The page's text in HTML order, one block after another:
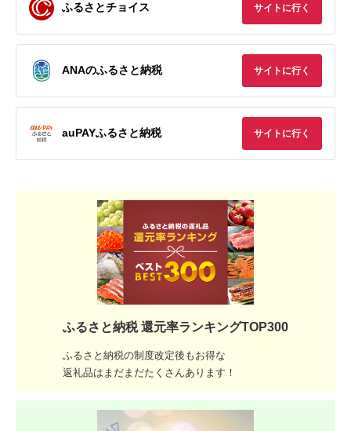
ふるさとチョイス サイトに行く
ANAのふるさと納税 サイトに行く
auPAYふるさと納税 サイトに行く
ふるさと納税 還元率ランキングTOP300
ふるさと納税の制度改定後もお得な
返礼品はまだまだたくさんあります！